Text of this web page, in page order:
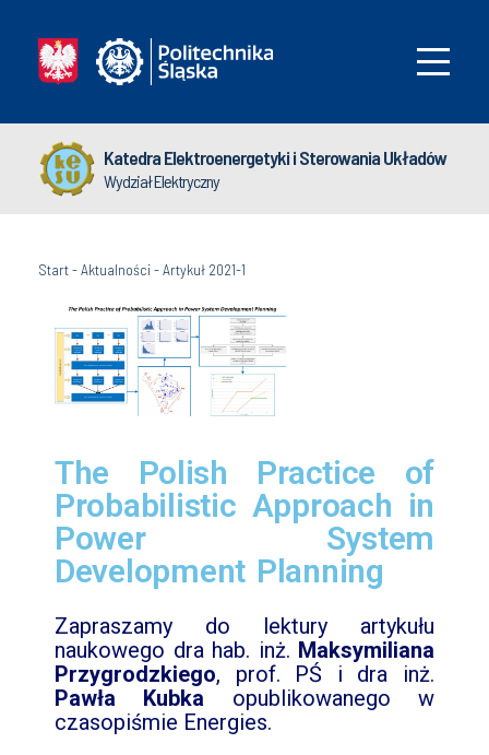
Katedra Elektroenergetyki i Sterowania Układów
Wydział Elektryczny
Start-Aktualności-Artykuł 2021-1
The Polish Practice of
Probabilistic Approach in
Power System
Development Planning
Zapraszamy do lektury artykułu
naukowego dra hab. inż. Maksymiliana
Przygrodzkiego, prof. PŚ i dra inż.
Pawła Kubka opublikowanego w
czasopiśmie Energies.